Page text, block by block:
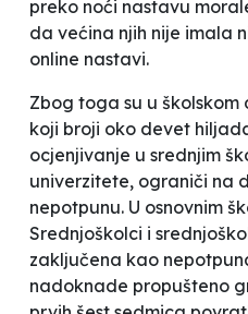
preko noći nastavu
da većina njih nije imala
online nastavi.
Zbog toga su u
koji broji oko devet
ocjenjivanje u srednjim
univerzitete, ograniči na
nepotpunu. U osnovnim
Srednjoškolci i
zaključena kao
nadoknade propušteno